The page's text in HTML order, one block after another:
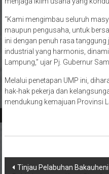
maupun pengusaha, untuk
ini dengan penuh rasa
industrial yang harmonis,
Lampung,” ujar Pj. Gubernur
hak-hak pekerja dan
mendukung kemajuan Provinsi
Navigasi
Tinjau Pelabuhan
Polda Lampung: Kami Siap